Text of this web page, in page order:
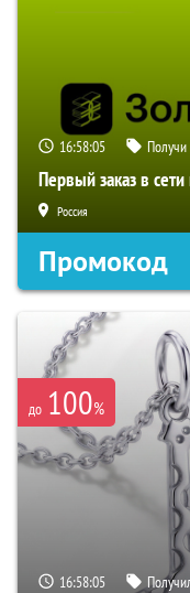
16:58:03
Первый заказ в
Россия
Промокод
до 100%
16:58:03